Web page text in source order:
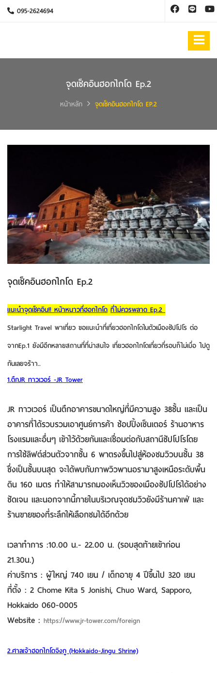
095-2624694
จุดเช็คอินฮอกไกโด Ep.2
หน้าหลัก จุดเช็คอินฮอกไกโด EP.2
จุดเช็คอินฮอกไกโด Ep.2
แนะนำจุดเช็คอิน!!หน้าหนาวที่ฮอกไกโด ที่ไม่ควรพลาด Ep.2
Starlight Travel พาเที่ยว ขอแนะนำที่เที่ยวฮอกไกโดในตัวเมืองซัปโปโร ต่อ
จากEp.1 ยังมีอีกหลายสถานที่ที่น่าสนใจ เที่ยวฮอกไกโดเที่ยวกี่รอบก็ไม่เบื่อ ไปดู
กันเลยจร้าา..
1.ตึกJR ทาวเวอร์ -JR Tower
JR ทาวเวอร์ เป็นตึกอาคารขนาดใหญ่ที่มีความสูง 38ชั้น และเป็น
อาคารที่ได้รวบรวมเอาศูนย์การค้า ช้อปปิ้งเซ็นเตอร์ ร้านอาหาร
โรงแรมและอื่นๆ เข้าไว้ด้วยกันและเชื่อมต่อกับสถานีซัปโปโรโดย
การใช้ลิฟต์ส่วนตัวจากชั้น 6 พาตรงขึ้นไปสู่ห้องชมวิวบนชั้น 38
ซึ่งเป็นชั้นบนสุด จะได้พบกับภาพวิวพานอรามาสูงเหนือระดับพื้น
ดิน 160 เมตร ทำให้สามารถมองเห็นวิวของเมืองซัปโปโรได้อย่าง
ชัดเจน และนอกจากนี้ภายในบริเวณจุดชมวิวยังมีร้านคาเฟ่ และ
ร้านขายของที่ระลึกให้เลือกชมได้อีกด้วย
เวลาทำการ :10.00 น.- 22.00 น. (รอบสุดท้ายเข้าก่อน
21.30น.)
ค่าบริการ : ผู้ใหญ่ 740 เยน / เด็กอายุ 4 ปีขึ้นไป 320 เยน
ที่ตั้ง : 2 Chome Kita 5 Jonishi, Chuo Ward, Sapporo,
Hokkaido 060-0005
Website : https://www.jr-tower.com/foreign
2.ศาลเจ้าฮอกไกโดจิงกู (Hokkaido-Jingu Shrine)